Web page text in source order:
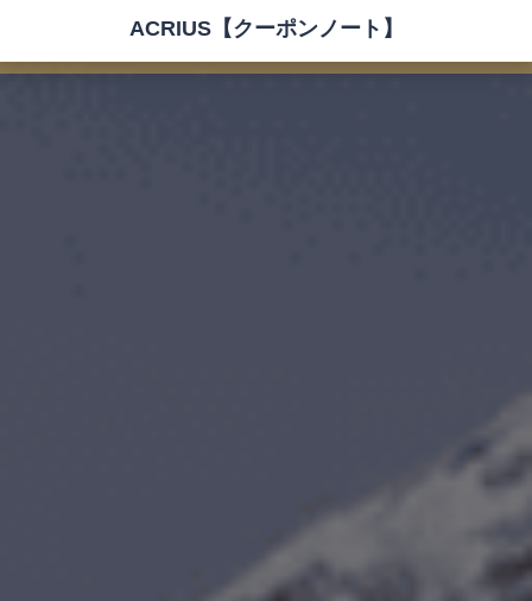
ACRIUS【クーポンノート】